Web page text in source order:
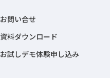
お問い合せ
資料ダウンロード
お試しデモ体験申し込み